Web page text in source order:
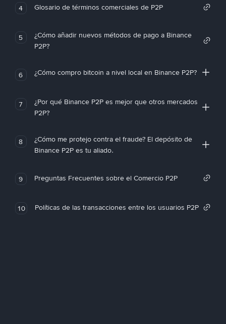
4 Glosario de términos comerciales de P2P
5
¿Cómo añadir nuevos métodos de pago a Binance
P2P?
6 ¿Cómo compro bitcoin a nivel local en Binance P2P?
7
¿Por qué Binance P2P es mejor que otros mercados
P2P?
8
¿Cómo me protejo contra el fraude? El depósito de
Binance P2P es tu aliado.
9 Preguntas Frecuentes sobre el Comercio P2P
10 Políticas de las transacciones entre los usuarios P2P